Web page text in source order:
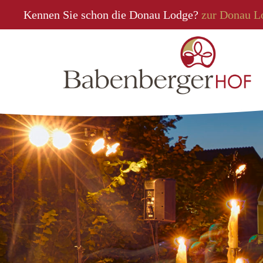
Kennen Sie schon die Donau Lodge? zur Donau